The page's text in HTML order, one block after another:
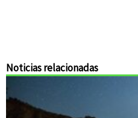
Noticias relacionadas